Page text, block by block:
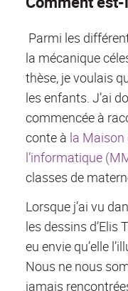
Parmi les
la mécanique
thèse, je voulais
les enfants. J’ai
commencée à
conte à la
l’informatique
classes de
Lorsque j’ai vu
les dessins d’Elis
eu envie qu’elle
Nous ne nous
jamais